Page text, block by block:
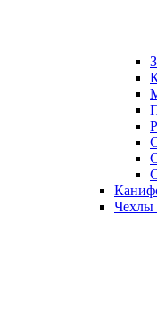
Чехлы